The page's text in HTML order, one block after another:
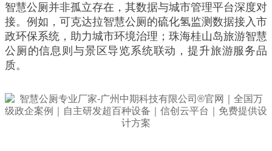
智慧公厕并非孤立存在，其数据与城市管理平台深度对
接。例如，可克达拉智慧公厕的硫化氢监测数据接入市
政环保系统，助力城市环境治理；珠海桂山岛旅游智慧
公厕的信息则与景区导览系统联动，提升旅游服务品
质。